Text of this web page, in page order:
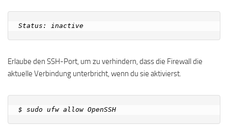
Erlaube den SSH-Port, um zu verhindern, dass die Firewall die
aktuelle Verbindung unterbricht, wenn du sie aktivierst.